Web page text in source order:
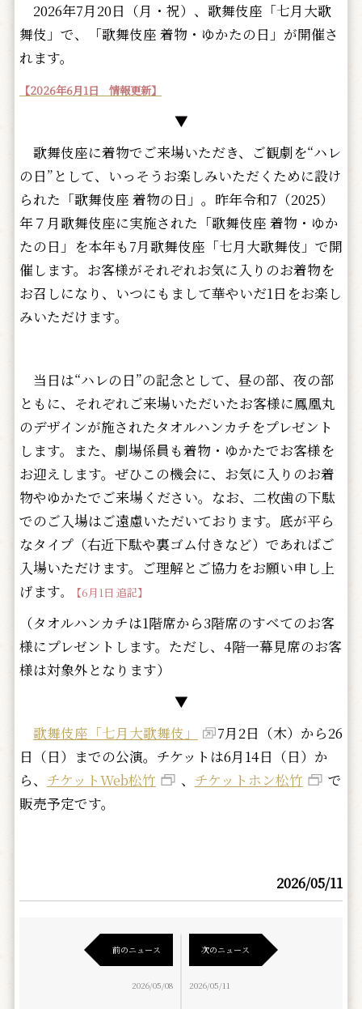
2026年7月20日（月・祝）、歌舞伎座「七月大歌
舞伎」で、「歌舞伎座 着物・ゆかたの日」が開催さ
れます。
【2026年6月1日 情報更新】
▼
歌舞伎座に着物でご来場いただき、ご観劇を“ハレ
の日”として、いっそうお楽しみいただくために設け
られた「歌舞伎座 着物の日」。昨年令和7（2025）
年７月歌舞伎座に実施された「歌舞伎座 着物・ゆか
たの日」を本年も7月歌舞伎座「七月大歌舞伎」で開
催します。お客様がそれぞれお気に入りのお着物を
お召しになり、いつにもまして華やいだ1日をお楽し
みいただけます。
当日は“ハレの日”の記念として、 昼の部、夜の部
ともに、それぞれご来場いただいたお客様に鳳凰丸
のデザインが施されたタオルハンカチをプレゼント
します。また、劇場係員も着物・ゆかたでお客様を
お迎えします。ぜひこの機会に、お気に入りのお着
物やゆかたでご来場ください。 なお、二枚歯の下駄
でのご入場はご遠慮いただいております。底が平ら
なタイプ（右近下駄や裏ゴム付きなど）であればご
入場いただけます。ご理解とご協力をお願い申し上
げます。 【6月1日 追記】
（タオルハンカチは1階席から3階席のすべてのお客
様にプレゼントします。ただし、4階一幕見席のお客
様は対象外となります）
▼
歌舞伎座「七月大歌舞伎」
7月2日（木）から26
日（日）までの公演。チケットは6月14日（日）か
ら、 チケットWeb松竹 、 チケットホン松竹
で
販売予定です。
2026/05/11
前のニュース
2026/05/08
次のニュース
2026/05/11